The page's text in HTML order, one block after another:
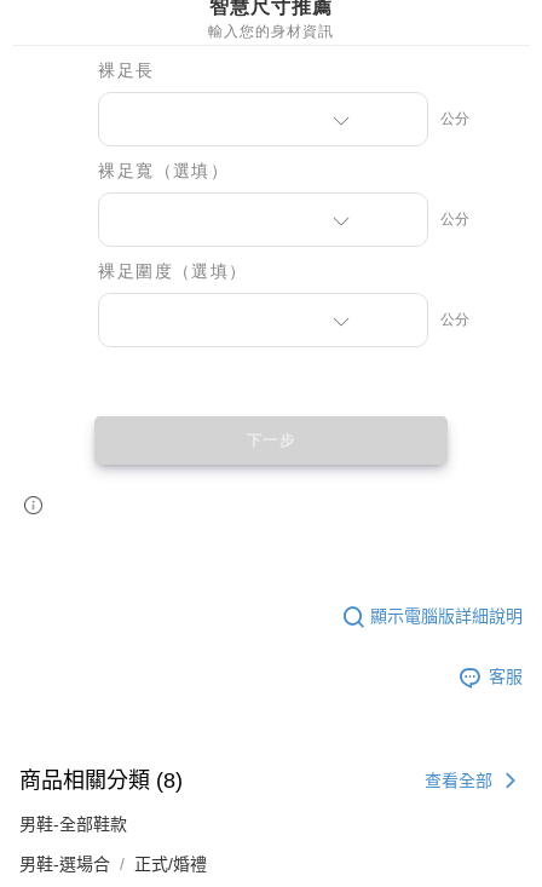
顯示電腦版詳細說明
客服
商品相關分類 (8) 查看全部
男鞋-全部鞋款
男鞋-選場合 正式/婚禮